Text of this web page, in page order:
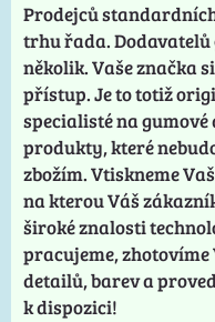
Prodejců
trhu řada.
několik. Vaše značka
přístup. Je to totiž
specialisté na
produkty, které
zbožím. Vtiskneme
na kterou Váš
široké znalosti
pracujeme,
detailů, barev a
k dispozici!